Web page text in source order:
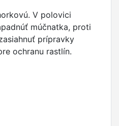
V polovici
múčnatka, proti
prípravky
ochranu rastlín.